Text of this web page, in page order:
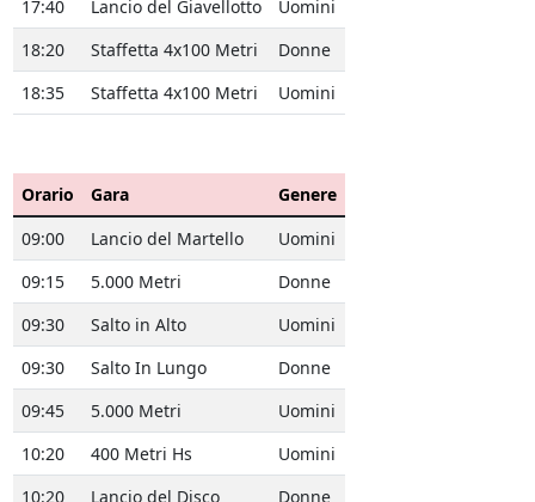
17:40
Lancio del Giavellotto
Uomini
18:20
Staffetta 4x100 Metri
Donne
18:35
Staffetta 4x100 Metri Uomini
Orario Gara
Genere
09:00
Lancio del Martello
Uomini
09:15
5.000 Metri
Donne
09:30
Salto in Alto
Uomini
09:30
Salto In Lungo
Donne
09:45
5.000 Metri
Uomini
10:20
400 Metri Hs
Uomini
10:20
Lancio del Disco
Donne